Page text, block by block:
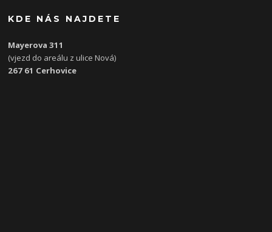
KDE NÁS NAJDETE
Mayerova 311
(vjezd do areálu z ulice Nová)
267 61 Cerhovice